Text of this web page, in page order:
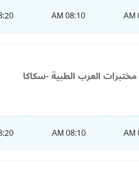
08:10 AM
AM
مختبرات العرب الطبية -سكاكا
08:10 AM
AM